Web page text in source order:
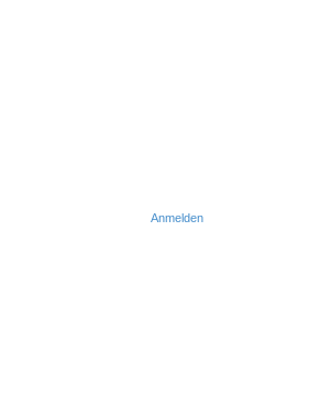
Anmelden